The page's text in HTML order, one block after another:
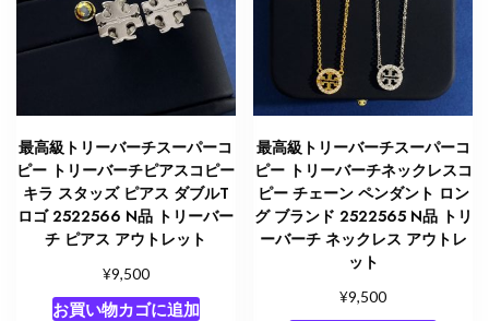
最高級トリーバーチスーパーコ
ピー トリーバーチピアスコピー
キラ スタッズ ピアス ダブルT
ロゴ 2522566 N品 トリーバー
チ ピアス アウトレット
¥9,500
お買い物カゴに追加
最高級トリーバーチスーパーコ
ピー トリーバーチネックレスコ
ピー チェーン ペンダント ロン
グ ブランド 2522565 N品 トリ
ーバーチ ネックレス アウトレ
ット
¥9,500